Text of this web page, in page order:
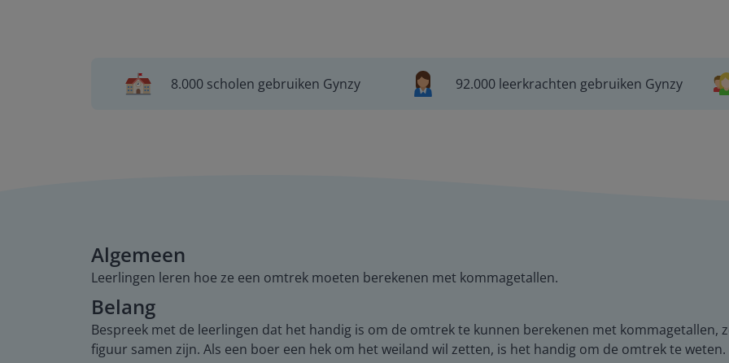
8.000 scholen gebruiken Gynzy 92.000 leerkrachten gebruiken Gynzy
Algemeen
Leerlingen leren hoe ze een omtrek moeten berekenen met kommagetallen.
Belang
Bespreek met de leerlingen dat het handig is om de omtrek te kunnen berekenen met kommagetallen,
figuur samen zijn. Als een boer een hek om het weiland wil zetten, is het handig om de omtrek te weten.